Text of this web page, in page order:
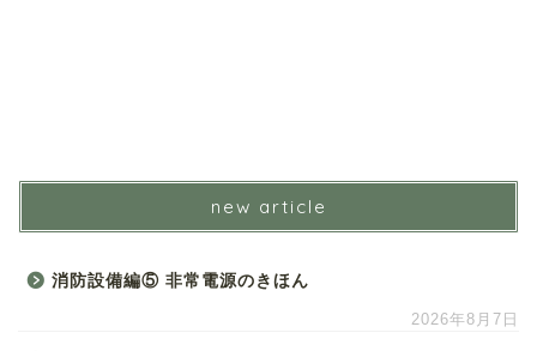
new article
消防設備編⑤ 非常電源のきほん
2026年8月7日